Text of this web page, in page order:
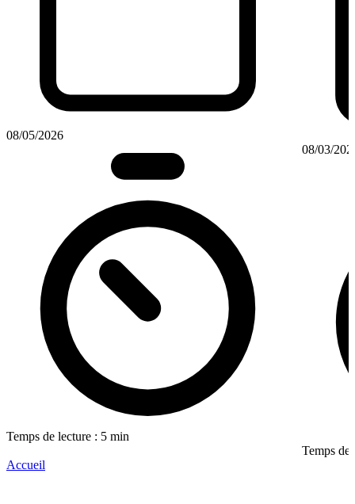
08/05/2026
Temps de lecture : 5 min
08/03/
Temps de
Accueil